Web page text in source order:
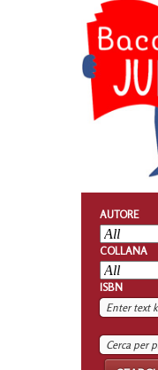
AUTORE
COLLANA
ISBN